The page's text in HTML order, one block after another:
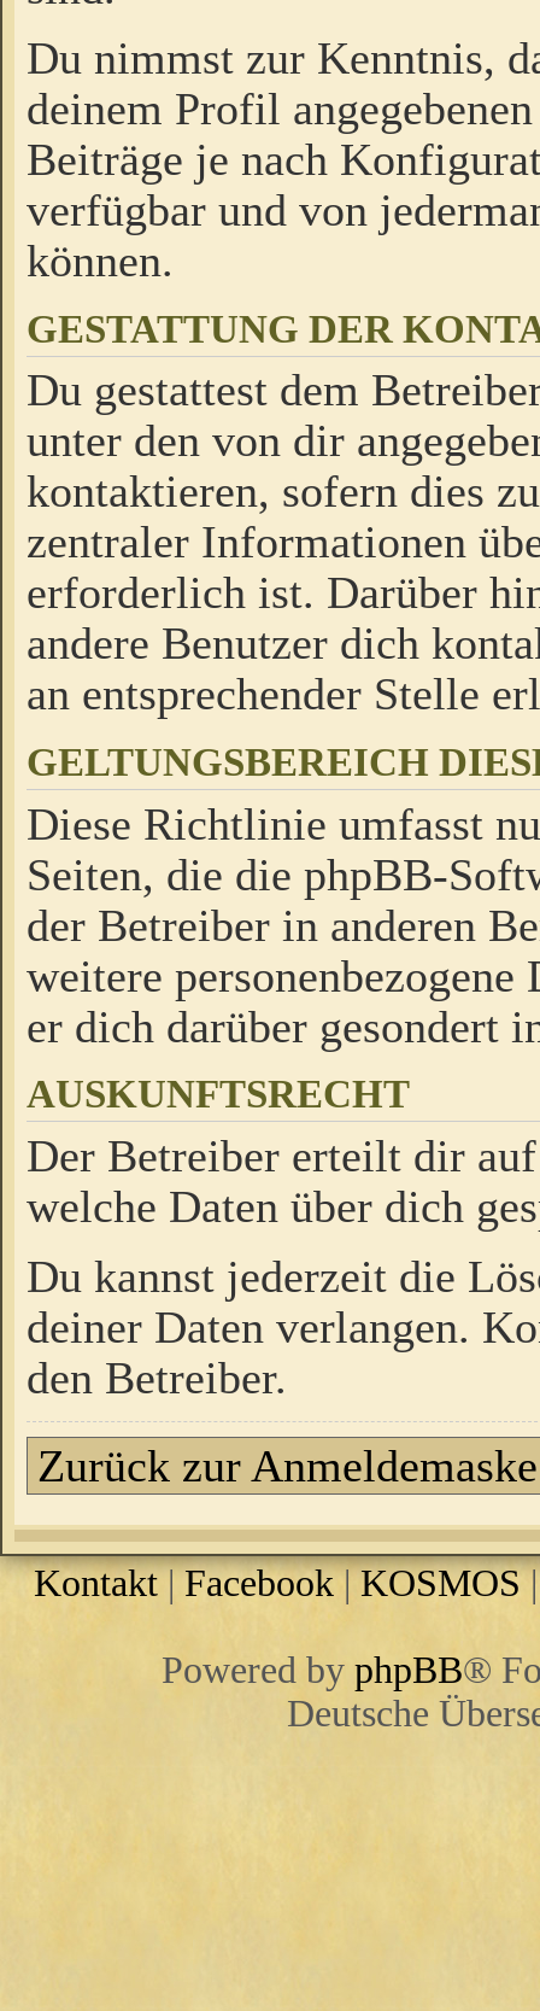
Du nimmst zur Kenntnis,
deinem Profil
Beiträge je nach
verfügbar und von
können.
GESTATTUNG DER
Du gestattest dem
unter den von dir
kontaktieren, sofern dies
zentraler Informationen
erforderlich ist. Darüber
andere Benutzer dich
an entsprechender Stelle
GELTUNGSBEREICH
Diese Richtlinie umfasst
Seiten, die die phpBB-
der Betreiber in anderen
weitere
er dich darüber gesondert
AUSKUNFTSRECHT
Der Betreiber erteilt dir
welche Daten über dich
Du kannst jederzeit die
deiner Daten verlangen.
den Betreiber.
Zurück zur Anmeldemaske
Kontakt | Facebook| KOSMOS
Powered by phpBB®
Deutsche